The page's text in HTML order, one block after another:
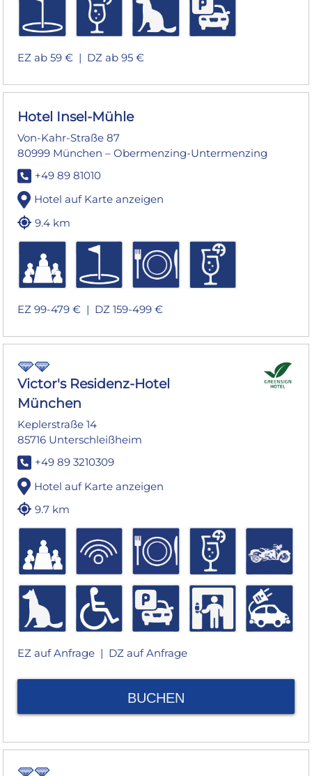
EZ ab 59 € | DZ ab 95 €
Hotel Insel-Mühle
Von-Kahr-Straße 87
80999 München – Obermenzing-Untermenzing
+49 89 81010
Hotel auf Karte anzeigen
9.4 km
EZ 99-479 € | DZ 159-499 €
Victor's Residenz-Hotel
München
Keplerstraße 14
85716 Unterschleißheim
+49 89 3210309
Hotel auf Karte anzeigen
9.7 km
EZ auf Anfrage | DZ auf Anfrage
BUCHEN